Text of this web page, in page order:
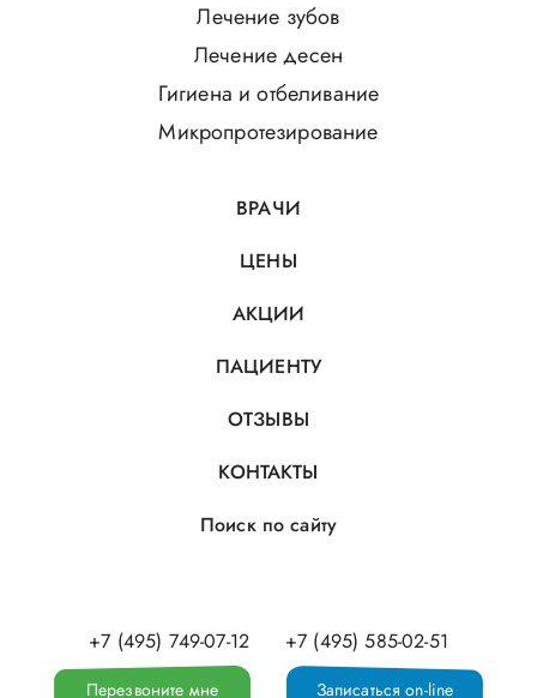
Лечение зубов
Лечение десен
Гигиена и отбеливание
Микропротезирование
ВРАЧИ
ЦЕНЫ
АКЦИИ
ПАЦИЕНТУ
ОТЗЫВЫ
КОНТАКТЫ
Поиск по сайту
+7 (495) 749-07-12 +7 (495) 585-02-51
Перезвоните мне Записаться on-line